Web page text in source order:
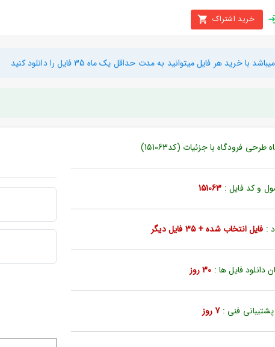
هر فایل میتوانید به مدت حداقل یک ماه 35 فایل را دانلود کنید
فرودگاه با جزئیات (کد151063)
و کد فایل : 151063
: فایل انتخاب شده + 35 فایل دیگر
دانلود فایل ها : 30 روز
فنی :7 روز